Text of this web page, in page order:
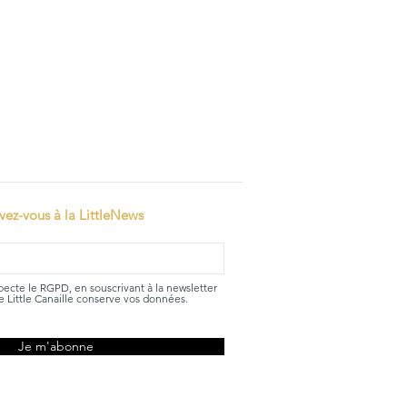
vous à la LittleNews
le RGPD, en souscrivant à la newsletter
Little Canaille conserve vos données.
Je m'abonne